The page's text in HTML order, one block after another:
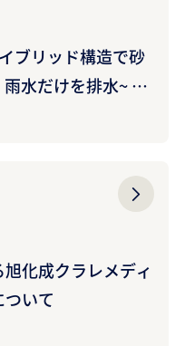
ブリッド構造で砂
水だけを排水~ 排
化成クラレメディ
いて